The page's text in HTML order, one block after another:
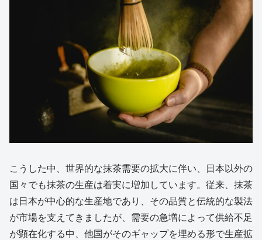
こうした中、世界的な抹茶需要の拡大に伴い、日本以外の
国々でも抹茶の生産は着実に増加しています。従来、抹茶
は日本が中心的な生産地であり、その品質と伝統的な製法
が市場を支えてきましたが、需要の急増によって供給不足
が顕在化する中、他国がそのギャップを埋める形で生産拡